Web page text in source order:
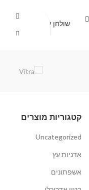
שולחן עץ בסיס ברזל דגם 2
קטגוריות מוצרים
Uncategorized
אדניות עץ
אשפתונים